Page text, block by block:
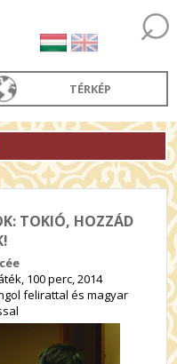
TÉRKÉP
TOKIÓ, HOZZÁD
100 perc, 2014
felirattal és magyar